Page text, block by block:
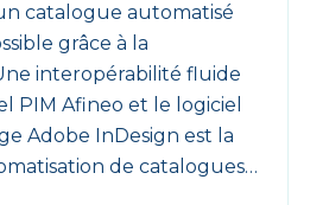
catalogue automatisé
grâce à la
interopérabilité fluide
PIM Afineo et le logiciel
Adobe InDesign est la
de catalogues…